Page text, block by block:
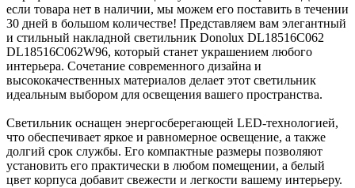
если товара нет в наличии, мы можем его поставить в течении
30 дней в большом количестве! Представляем вам элегантный
и стильный накладной светильник Donolux DL18516C062
DL18516C062W96, который станет украшением любого
интерьера. Сочетание современного дизайна и
высококачественных материалов делает этот светильник
идеальным выбором для освещения вашего пространства.
Светильник оснащен энергосберегающей LED-технологией,
что обеспечивает яркое и равномерное освещение, а также
долгий срок службы. Его компактные размеры позволяют
установить его практически в любом помещении, а белый
цвет корпуса добавит свежести и легкости вашему интерьеру.